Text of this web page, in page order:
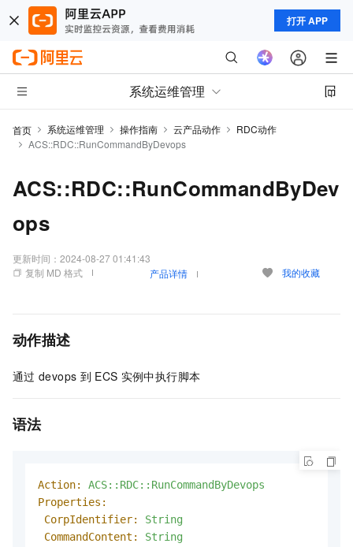
打开 APP
系统运维管理
首页 系统运维管理 操作指南 云产品动作
RDC动作
ACS::RDC::RunCommandByDevops
ACS::RDC::RunCommandByDev
ops
更新时间： 2024-08-27 01:41:43
复制 MD 格式
产品详情 我的收藏
动作描述
通过 devops 到 ECS 实例中执行脚本
语法
Action:
ACS::RDC::RunCommandByDevops
Properties:
CorpIdentifier:
String
CommandContent:
String